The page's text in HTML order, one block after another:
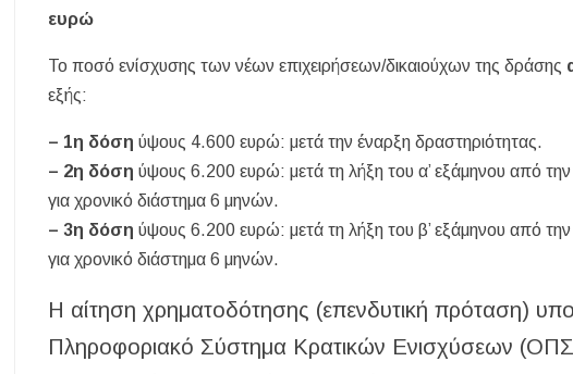
ευρώ
Το ποσό ενίσχυσης των νέων επιχειρήσεων/δικαιούχων της δράσης
εξής:
– 1η δόσηύψους 4.600 ευρώ: μετά την έναρξη δραστηριότητας.
– 2η δόση ύψους 6.200 ευρώ: μετά τη λήξη του α’ εξάμηνου από την
για χρονικό διάστημα 6 μηνών.
– 3η δόσηύψους 6.200 ευρώ: μετά τη λήξη του β’ εξάμηνου από την
για χρονικό διάστημα 6 μηνών.
Η αίτηση χρηματοδότησης (επενδυτική πρόταση)
Πληροφοριακό Σύστημα Κρατικών Ενισχύσεων